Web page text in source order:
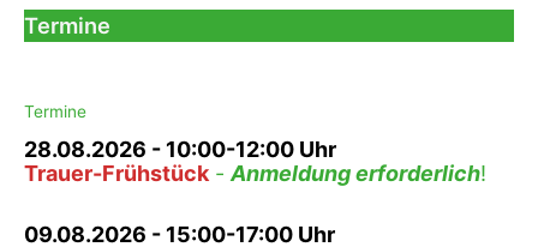
b
t
r
s
l
b
e
e
J
u
i
Termine
Termine
28.08.2026 - 10:00-12:00 Uhr
Trauer-Frühstück - Anmeldung erforderlich!
09.08.2026 - 15:00-17:00 Uhr